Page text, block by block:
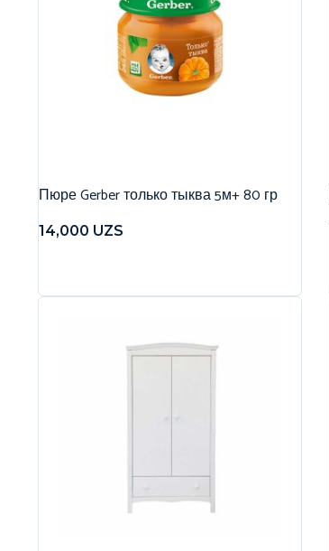
Пюре Gerber только тыква 5м+ 80 гр
14,000 UZS